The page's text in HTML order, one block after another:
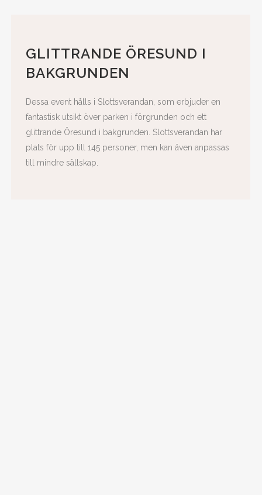
GLITTRANDE ÖRESUND I
BAKGRUNDEN
Dessa event hålls i Slottsverandan, som erbjuder en
fantastisk utsikt över parken i förgrunden och ett
glittrande Öresund i bakgrunden. Slottsverandan har
plats för upp till 145 personer, men kan även anpassas
till mindre sällskap.